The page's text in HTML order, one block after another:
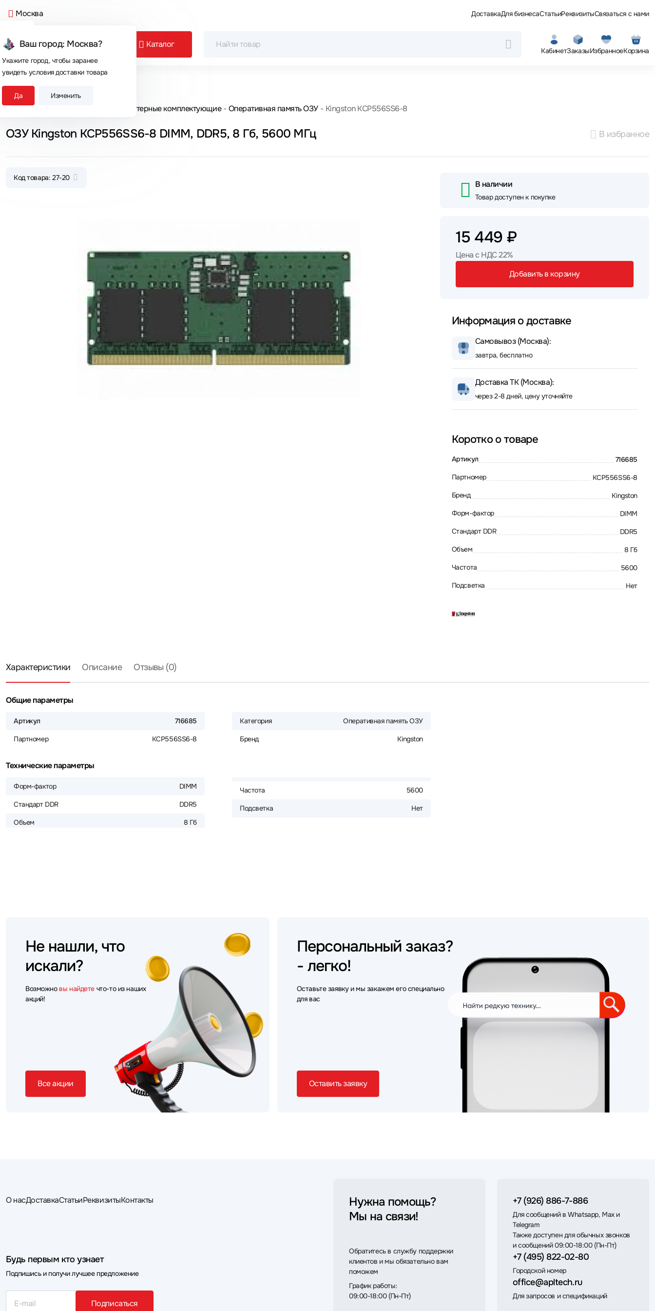
Москва
Ваш город: Москва?
Укажите город, чтобы заранее
увидеть условия доставки товара
Да Изменить
ДоставкаДля бизнесаСтатьиРеквизитыСвязаться с нами
Каталог
КабинетЗаказыИзбранноеКорзина
Сегодня покупают
Главная Компьютерные комплектующие Оперативная память ОЗУ Kingston KCP556SS6-8
ОЗУ Kingston KCP556SS6-8 DIMM, DDR5, 8 Гб, 5600 МГц В избранное
Код товара: 27-20
В наличии
Товар доступен к покупке
15 449 ₽
Цена с НДС 22%
Добавить в корзину
Информация о доставке
Самовывоз (Москва):
завтра, бесплатно
Доставка ТК (Москва):
через 2-8 дней, цену уточняйте
Коротко о товаре
Артикул 716685
Партномер KCP556SS6-8
Бренд Kingston
Форм-фактор DIMM
Стандарт DDR DDR5
Объем 8 Гб
Частота 5600
Подсветка Нет
Характеристики Описание Отзывы (0)
Общие параметры
Артикул 716685
Партномер KCP556SS6-8
Категория Оперативная память ОЗУ
Бренд Kingston
Технические параметры
Форм-фактор DIMM
Стандарт DDR DDR5
Объем 8 Гб
Частота 5600
Подсветка Нет
Не нашли, что
искали?
Возможно вы найдете что-то из наших
акций!
Все акции
Персональный заказ?
- легко!
Оставьте заявку и мы закажем его специально
для вас
Оставить заявку
О насДоставкаСтатьиРеквизитыКонтакты
Будь первым кто узнает
Подпишись и получи лучшее предложение
Подписаться
Нужна помощь?
Мы на связи!
Обратитесь в службу поддержки
клиентов и мы обязательно вам
поможем
График работы:
09:00-18:00 (Пн-Пт)
+7 (926) 886-7-886
Для сообщений в Whatsapp, Max и
Telegram
Также доступен для обычных звонков
и сообщений 09:00-18:00 (Пн-Пт)
+7 (495) 822-02-80
Городской номер
office@apltech.ru
Для запросов и спецификаций